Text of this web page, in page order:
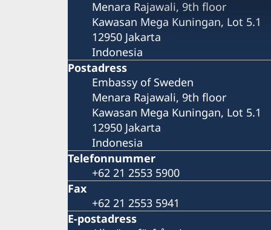
Menara Rajawali, 9th floor
Kawasan Mega Kuningan, Lot 5.1
12950 Jakarta
Indonesia
Postadress
Embassy of Sweden
Menara Rajawali, 9th floor
Kawasan Mega Kuningan, Lot 5.1
12950 Jakarta
Indonesia
Telefonnummer
+62 21 2553 5900
Fax
+62 21 2553 5941
E-postadress